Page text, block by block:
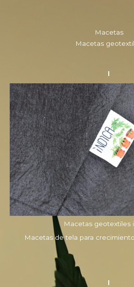
Macetas
Macetas
Macetas geotextiles
Macetas de tela para